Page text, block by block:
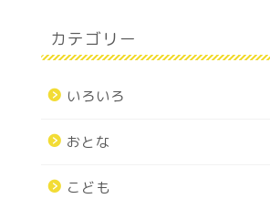
カテゴリー
いろいろ
おとな
こども